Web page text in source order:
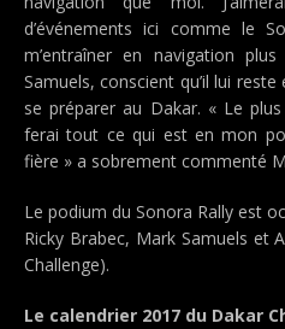
d’événements ici comme le
m’entraîner en navigation
Samuels, conscient qu’il lui
se préparer au Dakar. « Le
ferai tout ce qui est en mon
fière » a sobrement commenté
Le podium du Sonora Rally est
Ricky Brabec, Mark Samuels et
Challenge).
Le calendrier 2017 du Dakar